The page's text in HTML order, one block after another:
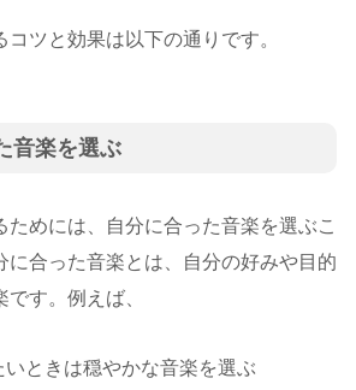
ツと効果は以下の通りです。
音楽を選ぶ
ためには、自分に合った音楽を選ぶこ
に合った音楽とは、自分の好みや目的
す。例えば、
いときは穏やかな音楽を選ぶ